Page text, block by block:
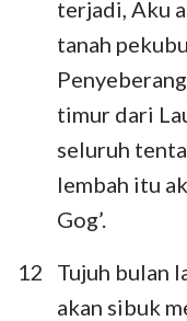
terjadi, Aku
tanah
timur dari
seluruh
lembah itu
Gog’.
12
Tujuh bulan
akan sibuk